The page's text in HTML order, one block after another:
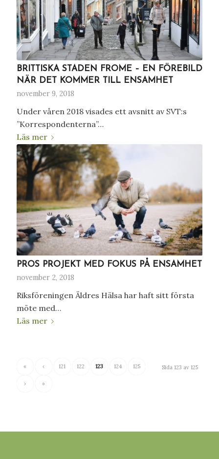
BRITTISKA STADEN FROME – EN FÖREBILD
NÄR DET KOMMER TILL ENSAMHET
november 9, 2018
Under våren 2018 visades ett avsnitt av SVT:s
”Korrespondenterna”…
Läs mer
PROS PROJEKT MED FOKUS PÅ ENSAMHET
november 2, 2018
Riksföreningen Äldres Hälsa har haft sitt första
möte med…
Läs mer
Sida 123 av 125
« ‹ 121 122 123 124 125
› »